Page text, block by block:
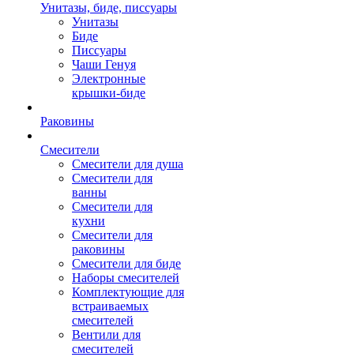
Унитазы, биде, писсуары
Унитазы
Биде
Писсуары
Чаши Генуя
Электронные
крышки-биде
Раковины
Смесители
Смесители для душа
Смесители для
ванны
Смесители для
кухни
Смесители для
раковины
Смесители для биде
Наборы смесителей
Комплектующие для
встраиваемых
смесителей
Вентили для
смесителей